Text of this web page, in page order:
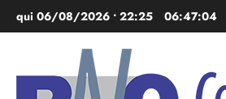
para
qui 06/08/2026 • 22:25 06:47:05